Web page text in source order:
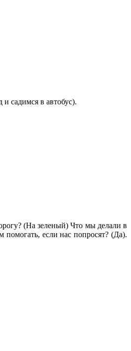
садимся в автобус).
(На зеленый) Что мы делали в
если нас попросят? (Да).